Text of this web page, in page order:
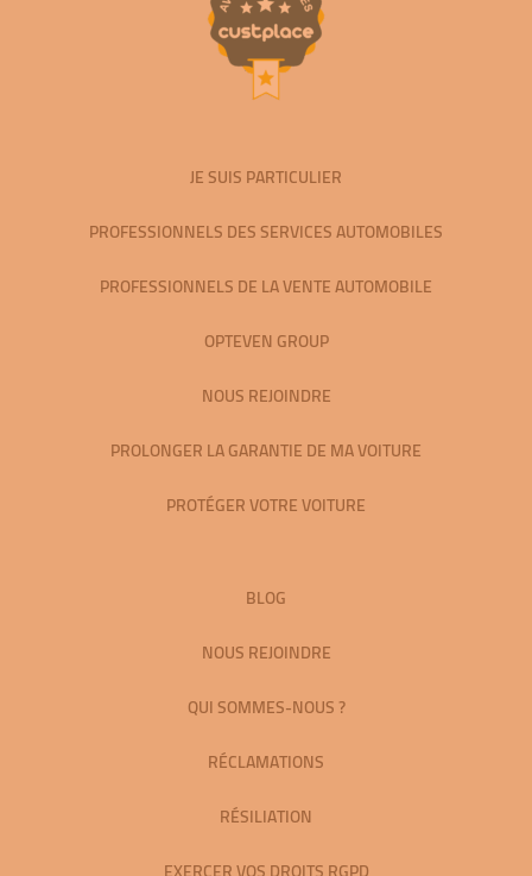
JE SUIS PARTICULIER
PROFESSIONNELS DES SERVICES AUTOMOBILES
PROFESSIONNELS DE LA VENTE AUTOMOBILE
OPTEVEN GROUP
NOUS REJOINDRE
PROLONGER LA GARANTIE DE MA VOITURE
PROTÉGER VOTRE VOITURE
BLOG
NOUS REJOINDRE
QUI SOMMES-NOUS ?
RÉCLAMATIONS
RÉSILIATION